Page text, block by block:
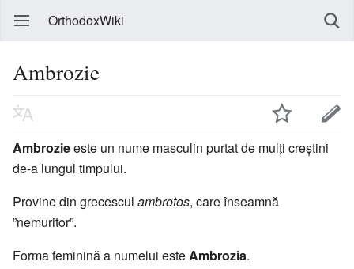
OrthodoxWiki
Ambrozie
Ambrozieeste un nume masculin purtat de mulți creștini
de-a lungul timpului.
Provine din grecescul ambrotos, care înseamnă
”nemuritor”.
Forma feminină a numelui este Ambrozia.